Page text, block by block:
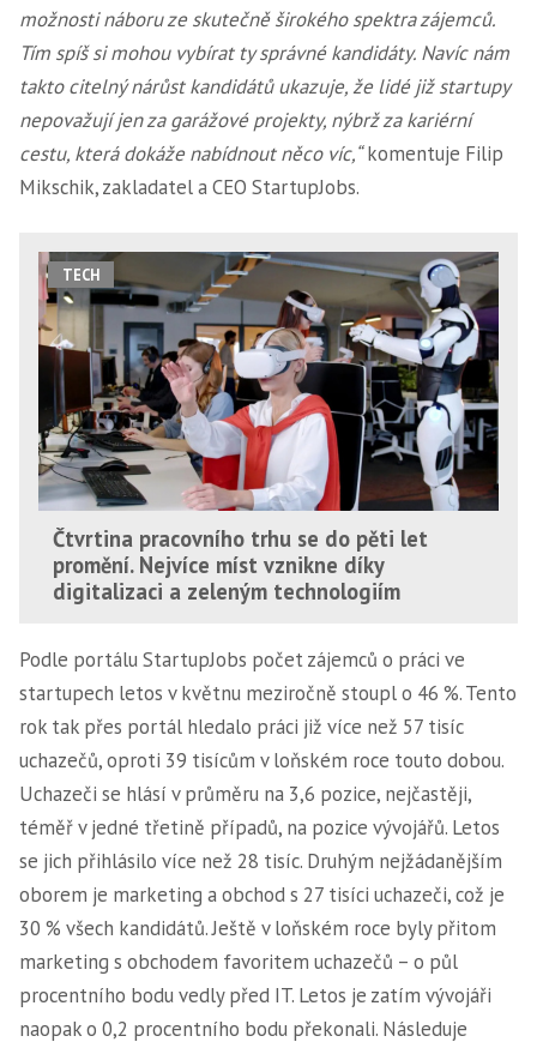
možnosti náboru ze skutečně širokého spektra zájemců.
Tím spíš si mohou vybírat ty správné kandidáty. Navíc nám
takto citelný nárůst kandidátů ukazuje, že lidé již startupy
nepovažují jen za garážové projekty, nýbrž za kariérní
cestu, která dokáže nabídnout něco víc,“komentuje Filip
Mikschik, zakladatel a CEO StartupJobs.
TECH
Čtvrtina pracovního trhu se do pěti let
promění. Nejvíce míst vznikne díky
digitalizaci a zeleným technologiím
Podle portálu StartupJobs počet zájemců o práci ve
startupech letos v květnu meziročně stoupl o 46 %. Tento
rok tak přes portál hledalo práci již více než 57 tisíc
uchazečů, oproti 39 tisícům v loňském roce touto dobou.
Uchazeči se hlásí v průměru na 3,6 pozice, nejčastěji,
téměř v jedné třetině případů, na pozice vývojářů. Letos
se jich přihlásilo více než 28 tisíc. Druhým nejžádanějším
oborem je marketing a obchod s 27 tisíci uchazeči, což je
30 % všech kandidátů. Ještě v loňském roce byly přitom
marketing s obchodem favoritem uchazečů – o půl
procentního bodu vedly před IT. Letos je zatím vývojáři
naopak o 0,2 procentního bodu překonali. Následuje